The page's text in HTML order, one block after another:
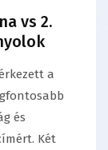
vs 2.
a
és
Két